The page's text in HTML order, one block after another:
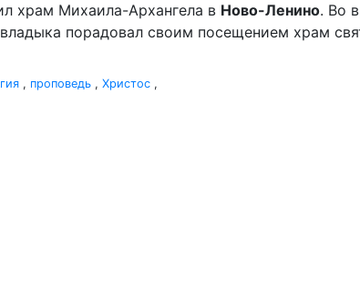
храм Михаила-Архангела в Ново-Ленино. Во
порадовал своим посещением храм
, проповедь , Христос ,